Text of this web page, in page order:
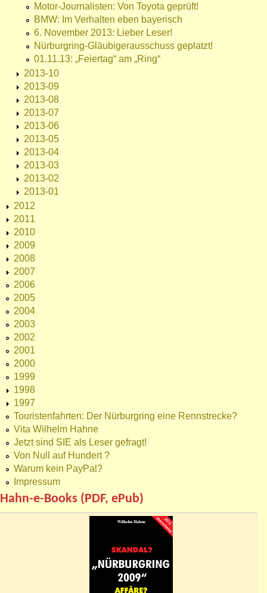
Motor-Journalisten: Von Toyota geprüft!
BMW: Im Verhalten eben bayerisch
6. November 2013: Lieber Leser!
Nürburgring-Gläubigerausschuss geplatzt!
01.11.13: „Feiertag“ am „Ring“
2013-10
2013-09
2013-08
2013-07
2013-06
2013-05
2013-04
2013-03
2013-02
2013-01
2012
2011
2010
2009
2008
2007
2006
2005
2004
2003
2002
2001
2000
1999
1998
1997
Touristenfahrten: Der Nürburgring eine Rennstrecke?
Vita Wilhelm Hahne
Jetzt sind SIE als Leser gefragt!
Von Null auf Hundert ?
Warum kein PayPal?
Impressum
Hahn-e-Books (PDF, ePub)